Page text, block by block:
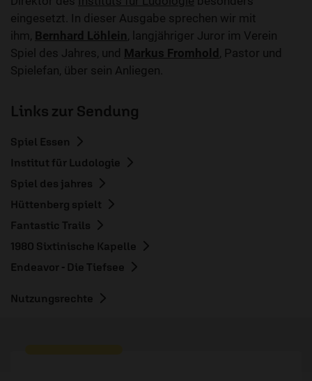
eingesetzt. In dieser Ausgabe sprechen wir mit
ihm, Bernhard Löhlein, langjähriger Juror im Verein
Spiel des Jahres, und Markus Fromhold , Pastor und
Spielefan, über sein Anliegen.
Links zur Sendung
Spiel Essen
Institut für Ludologie
Spiel des jahres
Hüttenberg spielt
Fantastic Trails
1980 Sixtinische Kapelle
Endeavor - Die Tiefsee
Nutzungsrechte